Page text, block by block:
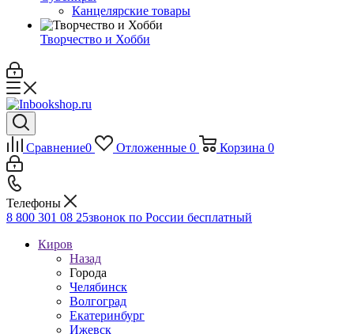
Канцелярские товары
Творчество и Хобби
Сравнение0 Отложенные 0 Корзина 0
Телефоны
8 800 301 08 25звонок по России бесплатный
Киров
Назад
Города
Челябинск
Волгоград
Екатеринбург
Ижевск